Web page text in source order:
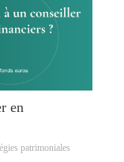
en
patrimoniales